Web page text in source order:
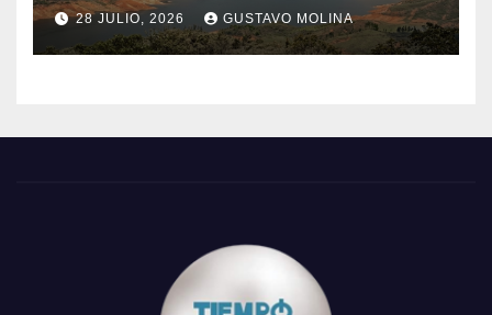
28 JULIO, 2026 GUSTAVO MOLINA